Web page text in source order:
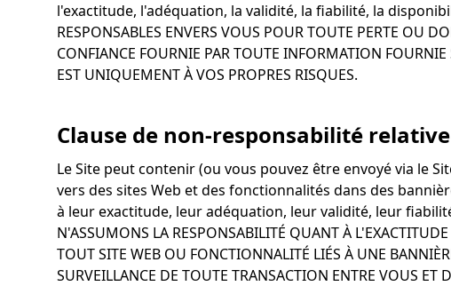
l'exactitude, l'adéquation, la validité, la fiabilité, la
RESPONSABLES ENVERS VOUS POUR TOUTE PERTE OU
CONFIANCE FOURNIE PAR TOUTE INFORMATION
EST UNIQUEMENT À VOS PROPRES RISQUES.
Clause de non-responsabilité
Le Site peut contenir (ou vous pouvez être envoyé via le
vers des sites Web et des fonctionnalités dans des
à leur exactitude, leur adéquation, leur validité, leur
N'ASSUMONS LA RESPONSABILITÉ QUANT À
TOUT SITE WEB OU FONCTIONNALITÉ LIÉS À UNE
SURVEILLANCE DE TOUTE TRANSACTION ENTRE VOUS ET